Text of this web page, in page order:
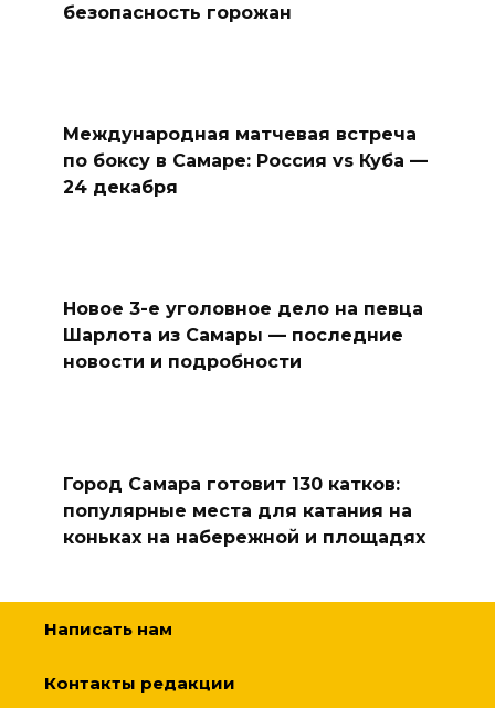
безопасность горожан
Международная матчевая встреча
по боксу в Самаре: Россия vs Куба —
24 декабря
Новое 3-е уголовное дело на певца
Шарлота из Самары — последние
новости и подробности
Город Самара готовит 130 катков:
популярные места для катания на
коньках на набережной и площадях
Написать нам
Контакты редакции